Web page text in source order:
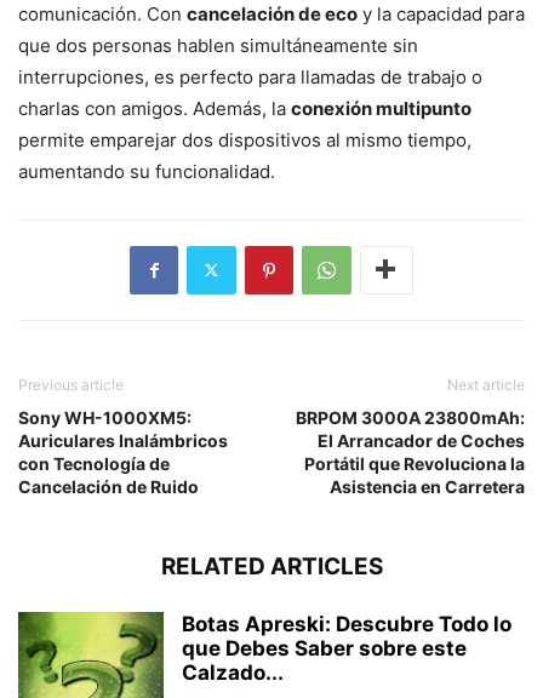
comunicación. Con cancelación de eco y la capacidad para
que dos personas hablen simultáneamente sin
interrupciones, es perfecto para llamadas de trabajo o
charlas con amigos. Además, la conexión multipunto
permite emparejar dos dispositivos al mismo tiempo,
aumentando su funcionalidad.
Previous article
Sony WH-1000XM5:
Auriculares Inalámbricos
con Tecnología de
Cancelación de Ruido
Next article
BRPOM 3000A 23800mAh:
El Arrancador de Coches
Portátil que Revoluciona la
Asistencia en Carretera
RELATED ARTICLES
Botas Apreski: Descubre Todo lo
que Debes Saber sobre este
Calzado...